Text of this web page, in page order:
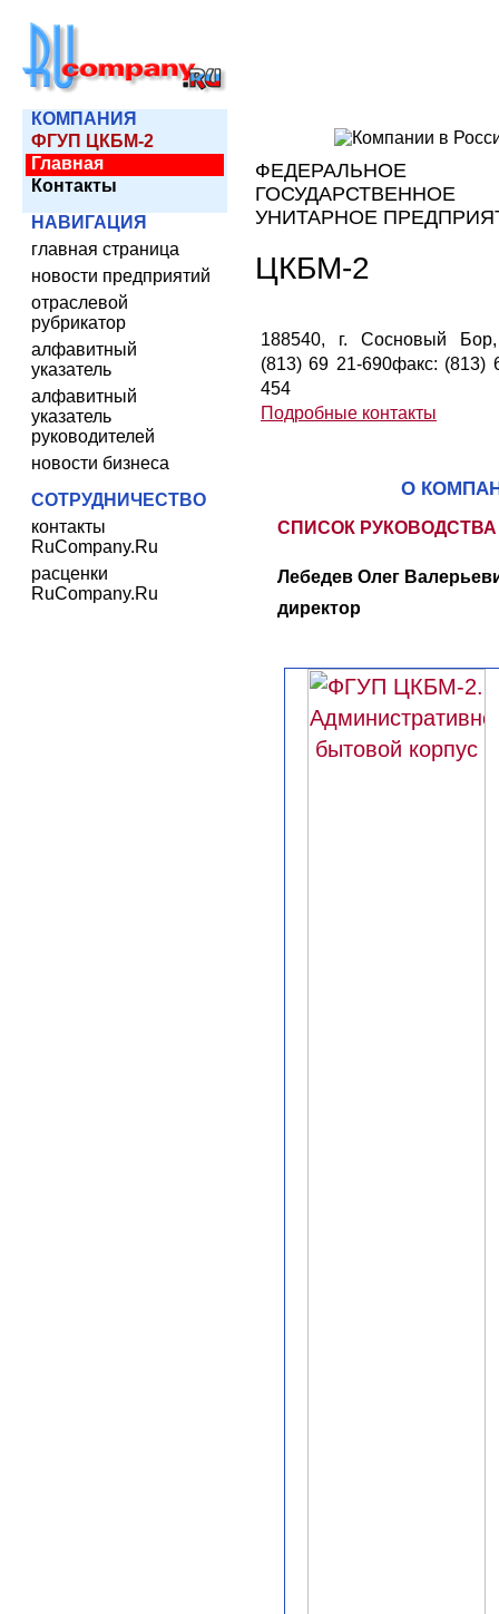
КОМПАНИЯ
ФГУП ЦКБМ-2
Главная
Контакты
НАВИГАЦИЯ
главная страница
новости предприятий
отраслевой
рубрикатор
алфавитный
указатель
алфавитный
указатель
руководителей
новости бизнеса
СОТРУДНИЧЕСТВО
контакты
RuCompany.Ru
расценки
RuCompany.Ru
ФЕДЕРАЛЬНОЕ
ГОСУДАРСТВЕННОЕ
УНИТАРНОЕ
ЦКБМ-2
188540, г. Сосновый
(813) 69 21-690факс: (813)
454
Подробные контакты
О
СПИСОК РУКОВОДСТВА
Лебедев Олег
директор